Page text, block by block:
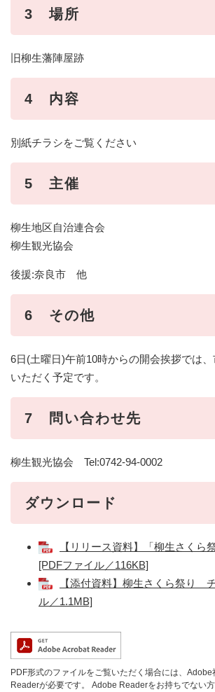
3 場所
旧柳生藩陣屋跡
4 内容
別紙チラシをご覧ください
5 主催
柳生地区自治連合会
柳生観光協会
後援:奈良市 他
6 その他
6日(土曜日)午前10時からの開会挨拶では
いただく予定です。
7 問い合わせ先
柳生観光協会 Tel:0742-94-0002
ダウンロード
【リリース資料】「柳生さくら
[PDFファイル／116KB]
【添付資料】柳生さくら祭り
ル／1.1MB]
PDF形式のファイルをご覧いただく場合には、
Readerが必要です。
Adobe Readerをお持ちでない